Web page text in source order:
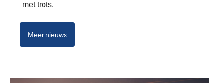
met trots.
Meer nieuws